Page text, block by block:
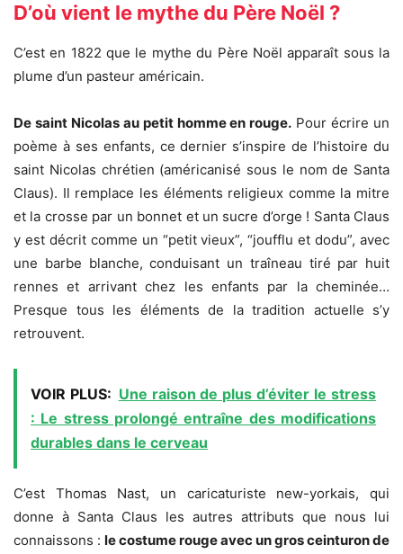
D’où vient le mythe du Père Noël ?
C’est en 1822 que le mythe du Père Noël apparaît sous la
plume d’un pasteur américain.
De saint Nicolas au petit homme en rouge. Pour écrire un
poème à ses enfants, ce dernier s’inspire de l’histoire du
saint Nicolas chrétien (américanisé sous le nom de Santa
Claus). Il remplace les éléments religieux comme la mitre
et la crosse par un bonnet et un sucre d’orge ! Santa Claus
y est décrit comme un “petit vieux”, “joufflu et dodu”, avec
une barbe blanche, conduisant un traîneau tiré par huit
rennes et arrivant chez les enfants par la cheminée…
Presque tous les éléments de la tradition actuelle s’y
retrouvent.
VOIR PLUS: Une raison de plus d’éviter le stress
: Le stress prolongé entraîne des modifications
durables dans le cerveau
C’est Thomas Nast, un caricaturiste new-yorkais, qui
donne à Santa Claus les autres attributs que nous lui
connaissons : le costume rouge avec un gros ceinturon de